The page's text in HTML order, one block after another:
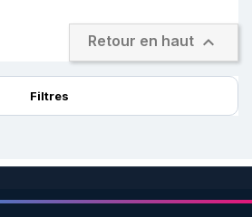
Retour en haut 
Filtres